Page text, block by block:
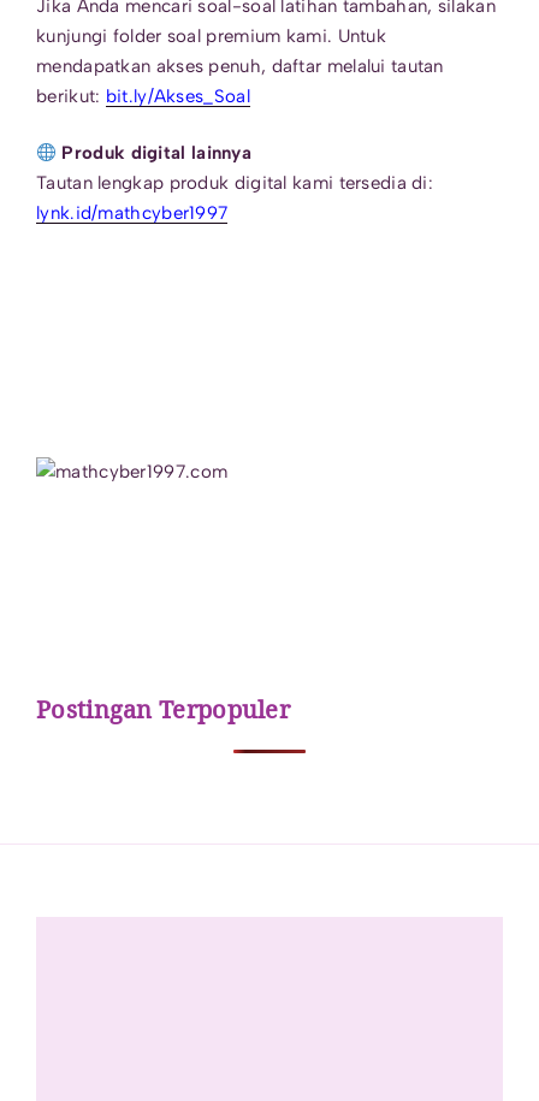
Jika Anda mencari soal-soal latihan tambahan, silakan
kunjungi folder soal premium kami. Untuk
mendapatkan akses penuh, daftar melalui tautan
berikut: bit.ly/Akses_Soal
Produk digital lainnya
Tautan lengkap produk digital kami tersedia di:
lynk.id/mathcyber1997
Postingan Terpopuler